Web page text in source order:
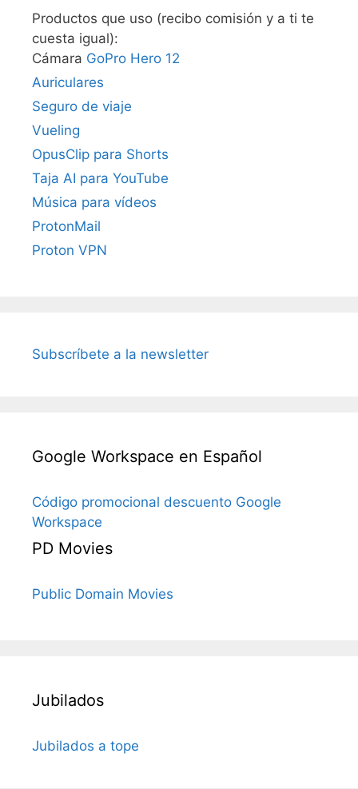
Productos que uso (recibo comisión y a ti te
cuesta igual):
Cámara GoPro Hero 12
Auriculares
Seguro de viaje
Vueling
OpusClip para Shorts
Taja AI para YouTube
Música para vídeos
ProtonMail
Proton VPN
Subscríbete a la newsletter
Google Workspace en Español
Código promocional descuento Google
Workspace
PD Movies
Public Domain Movies
Jubilados
Jubilados a tope